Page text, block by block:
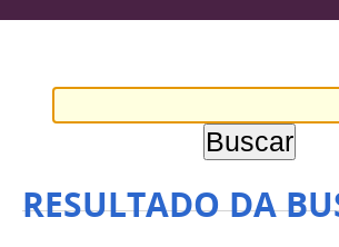
RESULTADO DA